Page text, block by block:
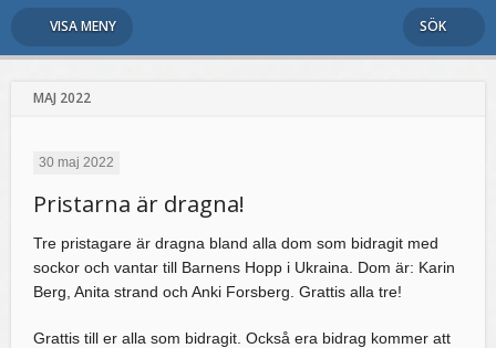
VISA MENY SÖK
MAJ 2022
30 maj 2022
Pristarna är dragna!
Tre pristagare är dragna bland alla dom som bidragit med
sockor och vantar till Barnens Hopp i Ukraina. Dom är: Karin
Berg, Anita strand och Anki Forsberg. Grattis alla tre!
Grattis till er alla som bidragit. Också era bidrag kommer att